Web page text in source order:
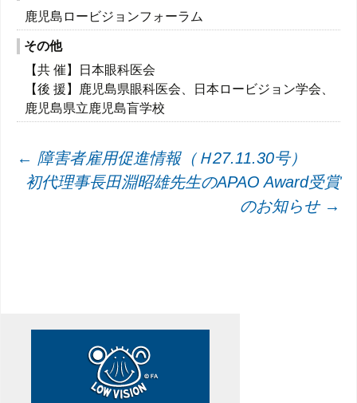
鹿児島ロービジョンフォーラム
その他
【共 催】日本眼科医会
【後 援】鹿児島県眼科医会、日本ロービジョン学会、
鹿児島県立鹿児島盲学校
投← 障害者雇用促進情報（Ｈ27.11.30号）
初代理事長田淵昭雄先生のAPAO Award受賞
のお知らせ →